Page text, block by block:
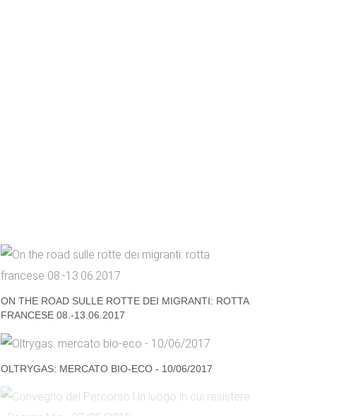
ON THE ROAD SULLE ROTTE DEI MIGRANTI: ROTTA
FRANCESE 08.-13.06.2017
OLTRYGAS: MERCATO BIO-ECO - 10/06/2017